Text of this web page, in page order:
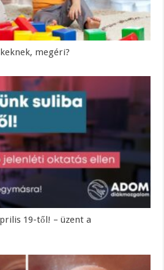
megéri?
19-től! – üzent a